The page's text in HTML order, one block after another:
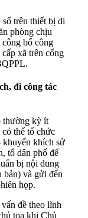
trên thiết bị di
phòng chịu
công bố công
xã trên cổng
đi công tác
thường kỳ ít
có thể tổ chức
khuyến khích sử
tổ dân phố để
bị nội dung
bản) và gửi đến
họp.
đề theo lĩnh
tọa khi Chủ